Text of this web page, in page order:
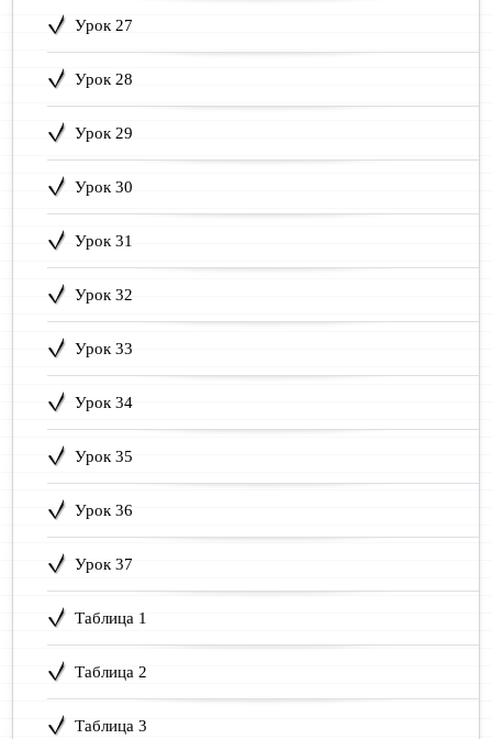
Урок 27
Урок 28
Урок 29
Урок 30
Урок 31
Урок 32
Урок 33
Урок 34
Урок 35
Урок 36
Урок 37
Таблица 1
Таблица 2
Таблица 3